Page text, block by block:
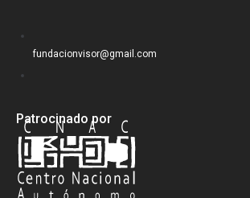
fundacionvisor@gmail.com
Patrocinado por